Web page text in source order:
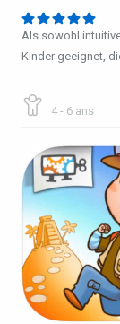
Als sowohl
Kinder geeignet,
4 - 6 ans